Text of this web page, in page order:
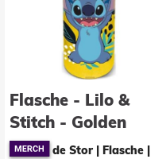
Flasche - Lilo &
Stitch - Golden
Stitchde Stor | Flasche